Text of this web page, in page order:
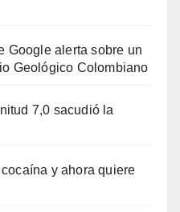
Google alerta sobre un
Geológico Colombiano
7,0 sacudió la
y ahora quiere